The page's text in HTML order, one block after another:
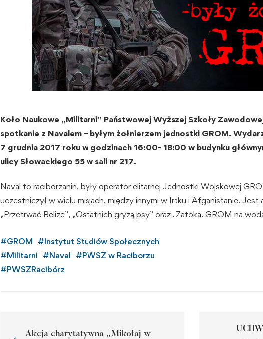
Koło Naukowe „Militarni” Państwowej Wyższej Szkoły
spotkanie z Navalem – byłym żołnierzem jednostki GROM.
7 grudnia 2017 roku w godzinach 16:00- 18:00 w budynku
ulicy Słowackiego 55 w sali nr 217.
Naval to raciborzanin, były operator elitarnej Jednostki Wojskowej
uczestniczył w wielu misjach, między innymi w Iraku i Afganistanie. Jest
„Przetrwać Belize”, „Ostatnich gryzą psy” oraz „Zatoka. GROM na
#GROM #Instytut Studiów Społecznych
#Militarni #Naval #PWSZ w Raciborzu
#PWSZRacibórz
Akcja charytatywna „Mikołaj w